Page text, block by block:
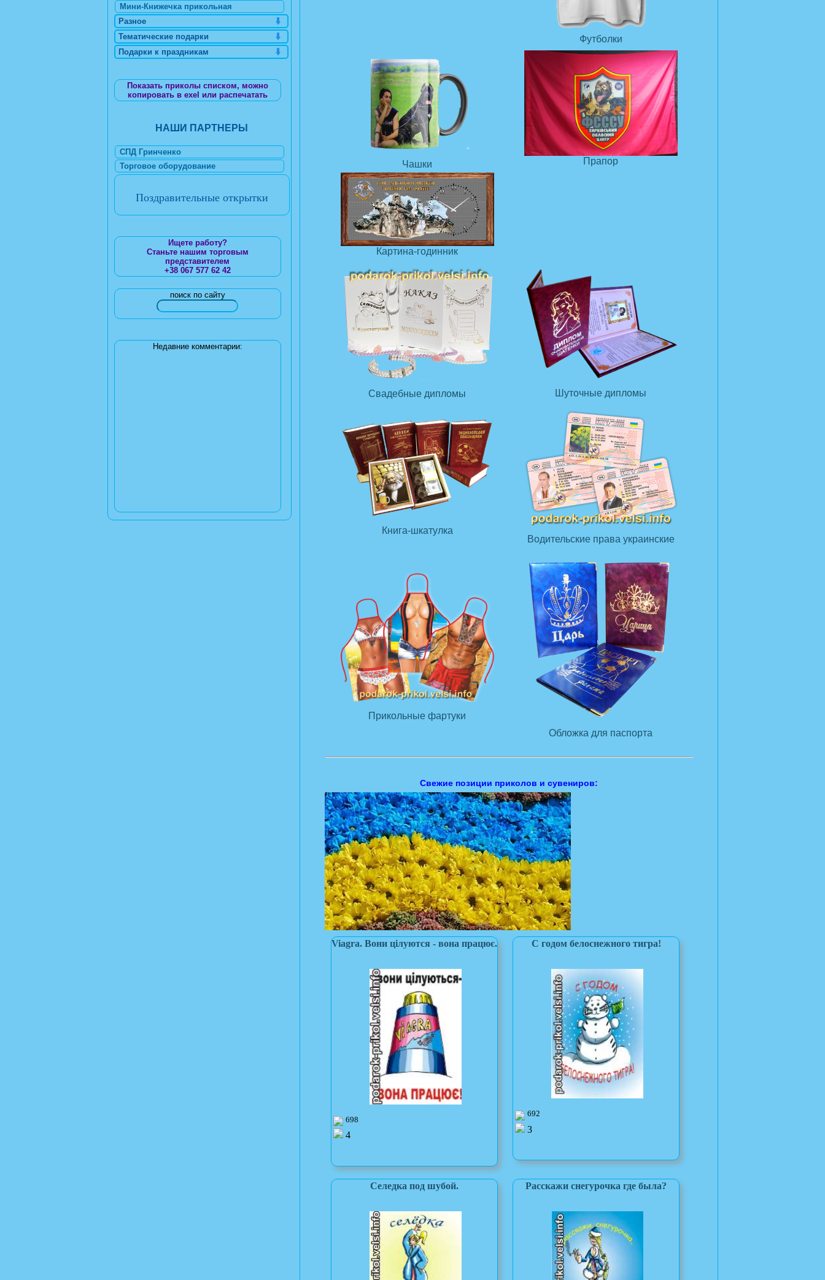
Футболки
Чашки Прапор
Картина-годинник
Свадебные дипломы Шуточные дипломы
Книга-шкатулка
Водительские права украинские
Прикольные фартуки
Обложка для паспорта
Свежие позиции приколов и сувениров:
Viagra. Вони цілуются - вона працює.
698
4
С годом белоснежного тигра!
692
3
Селедка под шубой. Расскажи снегурочка где была?
Мини-Книжечка прикольная
Разное
Тематические подарки
Подарки к праздникам
Показать приколы списком, можно
копировать в exel или распечатать
НАШИ ПАРТНЕРЫ
СПД Гринченко
Торговое оборудование
Поздравительные открытки
Ищете работу?
Станьте нашим торговым
представителем
+38 067 577 62 42
поиск по сайту
Недавние комментарии: